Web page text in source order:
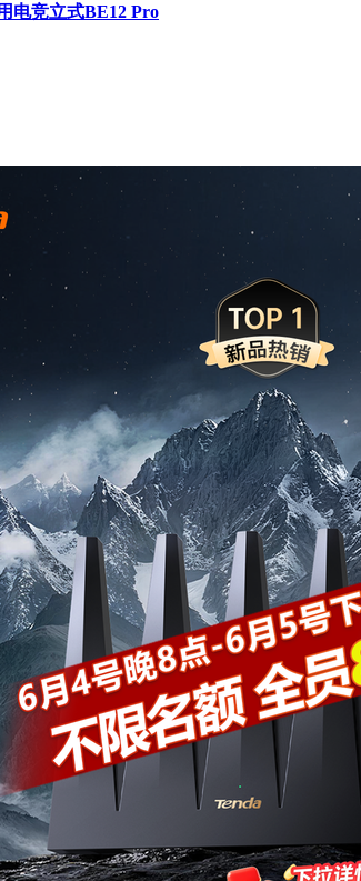
电竞立式BE12 Pro